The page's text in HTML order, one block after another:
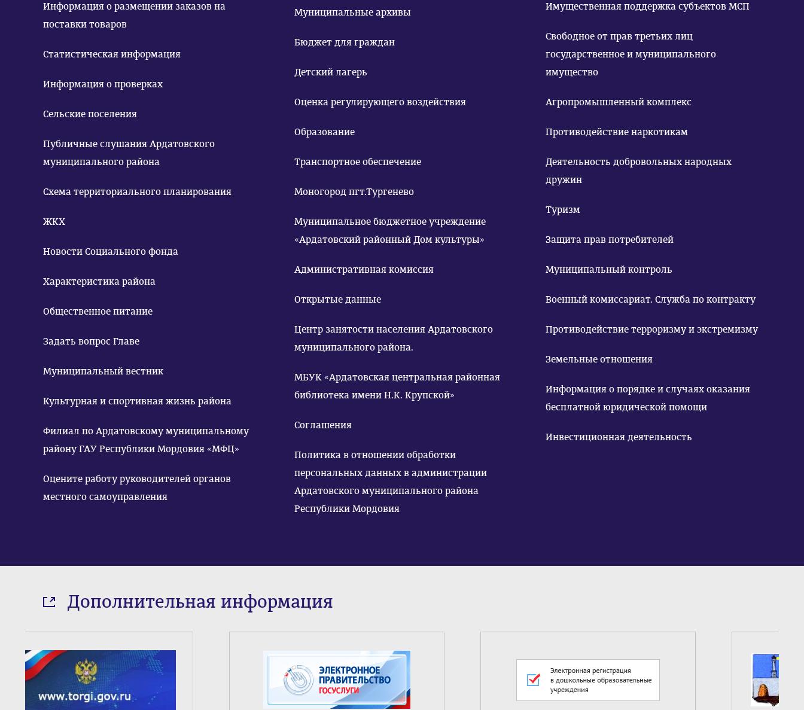
Информация о размещении заказов на
поставки товаров
Статистическая информация
Информация о проверках
Сельские поселения
Публичные слушания Ардатовского
муниципального района
Схема территориального планирования
ЖКХ
Новости Социального фонда
Характеристика района
Общественное питание
Задать вопрос Главе
Муниципальный вестник
Культурная и спортивная жизнь района
Филиал по Ардатовскому муниципальному
району ГАУ Республики Мордовия «МФЦ»
Оцените работу руководителей органов
местного самоуправления
Муниципальные архивы
Бюджет для граждан
Детский лагерь
Оценка регулирующего воздействия
Образование
Транспортное обеспечение
Моногород пгт.Тургенево
Муниципальное бюджетное учреждение
«Ардатовский районный Дом культуры»
Административная комиссия
Открытые данные
Центр занятости населения Ардатовского
муниципального района.
МБУК «Ардатовская центральная районная
библиотека имени Н.К. Крупской»
Соглашения
Политика в отношении обработки
персональных данных в администрации
Ардатовского муниципального района
Республики Мордовия
Имущественная поддержка субъектов МСП
Свободное от прав третьих лиц
государственное и муниципального
имущество
Агропромышленный комплекс
Противодействие наркотикам
Деятельность добровольных народных
дружин
Туризм
Защита прав потребителей
Муниципальный контроль
Военный комиссариат. Служба по контракту
Противодействие терроризму и экстремизму
Земельные отношения
Информация о порядке и случаях оказания
бесплатной юридической помощи
Инвестиционная деятельность
Дополнительная информация